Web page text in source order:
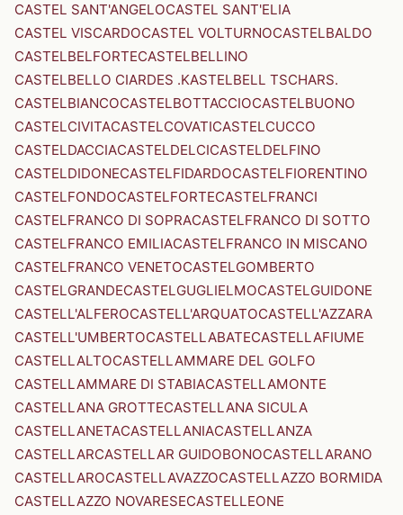
CASTEL SANT'ANGELOCASTEL SANT'ELIA
CASTEL VISCARDOCASTEL VOLTURNOCASTELBALDO
CASTELBELFORTECASTELBELLINO
CASTELBELLO CIARDES .KASTELBELL TSCHARS.
CASTELBIANCOCASTELBOTTACCIOCASTELBUONO
CASTELCIVITACASTELCOVATICASTELCUCCO
CASTELDACCIACASTELDELCICASTELDELFINO
CASTELDIDONECASTELFIDARDOCASTELFIORENTINO
CASTELFONDOCASTELFORTECASTELFRANCI
CASTELFRANCO DI SOPRACASTELFRANCO DI SOTTO
CASTELFRANCO EMILIACASTELFRANCO IN MISCANO
CASTELFRANCO VENETOCASTELGOMBERTO
CASTELGRANDECASTELGUGLIELMOCASTELGUIDONE
CASTELL'ALFEROCASTELL'ARQUATOCASTELL'AZZARA
CASTELL'UMBERTOCASTELLABATECASTELLAFIUME
CASTELLALTOCASTELLAMMARE DEL GOLFO
CASTELLAMMARE DI STABIACASTELLAMONTE
CASTELLANA GROTTECASTELLANA SICULA
CASTELLANETACASTELLANIACASTELLANZA
CASTELLARCASTELLAR GUIDOBONOCASTELLARANO
CASTELLAROCASTELLAVAZZOCASTELLAZZO BORMIDA
CASTELLAZZO NOVARESECASTELLEONE